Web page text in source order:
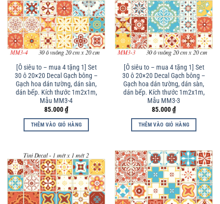
[Ô siêu to – mua 4 tặng 1] Set
30 ô 20×20 Decal Gạch bông –
Gạch hoa dán tường, dán sàn,
dán bếp. Kích thước 1m2x1m,
Mẫu MM3-4
85.000₫
THÊM VÀO GIỎ HÀNG
[Ô siêu to – mua 4 tặng 1] Set
30 ô 20×20 Decal Gạch bông –
Gạch hoa dán tường, dán sàn,
dán bếp. Kích thước 1m2x1m,
Mẫu MM3-3
85.000₫
THÊM VÀO GIỎ HÀNG